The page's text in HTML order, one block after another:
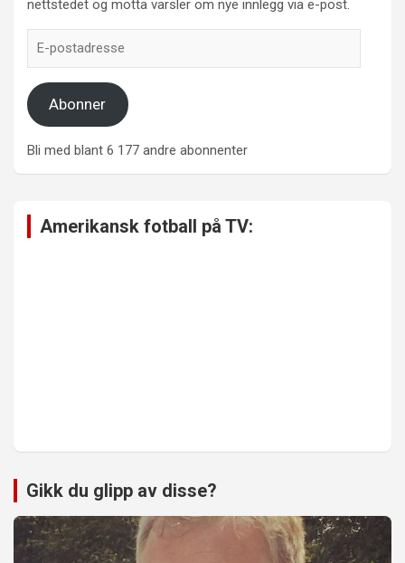
nettstedet og motta varsler om nye innlegg via e-post.
postadresse
Abonner
Bli med blant 6 177 andre abonnenter
Amerikansk fotball på TV:
Gikk du glipp av disse?